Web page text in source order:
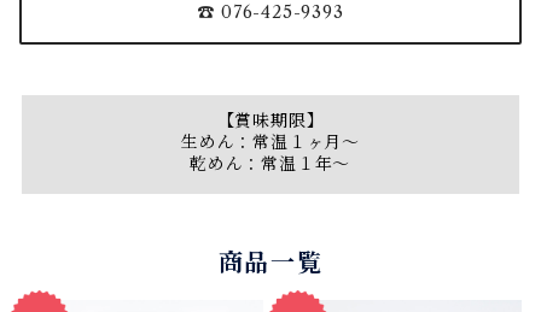
☎ 076-425-9393
【賞味期限】
生めん：常温１ヶ月～
乾めん：常温１年～ㅤ
商品一覧